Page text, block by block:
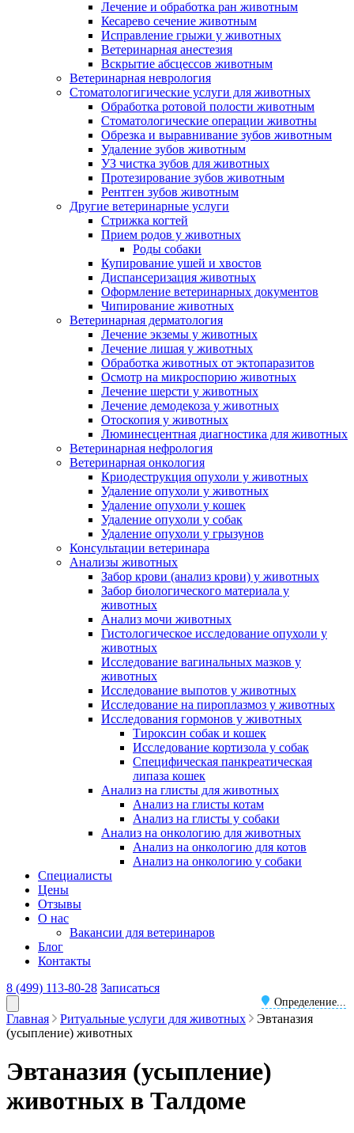
Лечение и обработка ран животным
Кесарево сечение животным
Исправление грыжи у животных
Ветеринарная анестезия
Вскрытие абсцессов животным
Ветеринарная неврология
Стоматологигические услуги для животных
Обработка ротовой полости животным
Стоматологические операции животны
Обрезка и выравнивание зубов животным
Удаление зубов животным
УЗ чистка зубов для животных
Протезирование зубов животным
Рентген зубов животным
Другие ветеринарные услуги
Стрижка когтей
Прием родов у животных
Роды собаки
Купирование ушей и хвостов
Диспансеризация животных
Оформление ветеринарных документов
Чипирование животных
Ветеринарная дерматология
Лечение экземы у животных
Лечение лишая у животных
Обработка животных от эктопаразитов
Осмотр на микроспорию животных
Лечение шерсти у животных
Лечение демодекоза у животных
Отоскопия у животных
Люминесцентная диагностика для животных
Ветеринарная нефрология
Ветеринарная онкология
Криодеструкция опухоли у животных
Удаление опухоли у животных
Удаление опухоли у кошек
Удаление опухоли у собак
Удаление опухоли у грызунов
Консультации ветеринара
Анализы животных
Забор крови (анализ крови) у животных
Забор биологического материала у
животных
Анализ мочи животных
Гистологическое исследование опухоли у
животных
Исследование вагинальных мазков у
животных
Исследование выпотов у животных
Исследование на пироплазмоз у животных
Исследования гормонов у животных
Тироксин собак и кошек
Исследование кортизола у собак
Специфическая панкреатическая
липаза кошек
Анализ на глисты для животных
Анализ на глисты котам
Анализ на глисты у собаки
Анализ на онкологию для животных
Анализ на онкологию для котов
Анализ на онкологию у собаки
Специалисты
Цены
Отзывы
О нас
Вакансии для ветеринаров
Блог
Контакты
8 (499) 113-80-28
Определение...
Записаться
Главная Ритуальные услуги для животных
Эвтаназия
(усыпление) животных
Эвтаназия (усыпление)
животных в Талдоме